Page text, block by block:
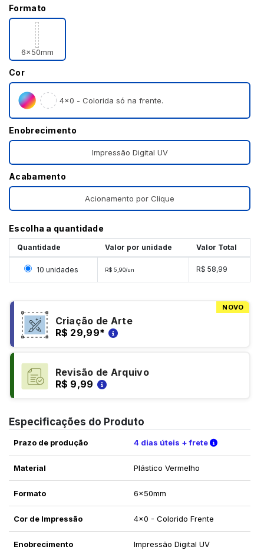
Formato
6x50mm
Cor
4×0 - Colorida só na frente.
Enobrecimento
Impressão Digital UV
Acabamento
Acionamento por Clique
Escolha a quantidade
Quantidade Valor por unidade Valor Total
Selecionar 10 unidades
10 unidades R$ 5,90/un R$ 58,99
NOVO
Criação de Arte
R$ 29,99*
Revisão de Arquivo
R$ 9,99
Especificações do Produto
Prazo de produção 4 dias úteis + frete Verifique
Material Plástico Vermelho
Formato 6x50mm
Cor de Impressão 4x0 - Colorido Frente
Enobrecimento Impressão Digital UV